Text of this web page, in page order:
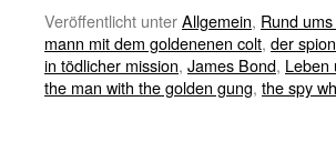
Veröffentlicht unterAllgemein, Rund
mann mit dem goldenenen colt, der
in tödlicher mission, James Bond, Leben
the man with the golden gung, the spy